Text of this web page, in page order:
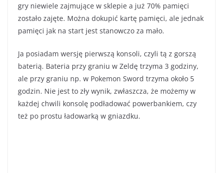
gry niewiele zajmujące w sklepie a już 70% pamięci
zostało zajęte. Można dokupić kartę pamięci, ale jednak
pamięci jak na start jest stanowczo za mało.
Ja posiadam wersję pierwszą konsoli, czyli tą z gorszą
baterią. Bateria przy graniu w Zeldę trzyma 3 godziny,
ale przy graniu np. w Pokemon Sword trzyma około 5
godzin. Nie jest to zły wynik, zwłaszcza, że możemy w
każdej chwili konsolę podładować powerbankiem, czy
też po prostu ładowarką w gniazdku.